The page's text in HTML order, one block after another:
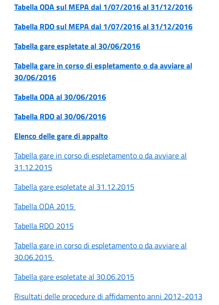
Tabella ODA sul MEPA dal 1/07/2016 al 31/12/2016
Tabella RDO sul MEPA dal 1/07/2016 al 31/12/2016
Tabella gare espletate al 30/06/2016
Tabella gare in corso di espletamento o da avviare al
30/06/2016
Tabella ODA al 30/06/2016
Tabella RDO al 30/06/2016
Elenco delle gare di appalto
Tabella gare in corso di espletamento o da avviare al
31.12.2015
Tabella gare espletate al 31.12.2015
Tabella ODA 2015
Tabella RDO 2015
Tabella gare in corso di espletamento o da avviare al
30.06.2015
Tabella gare espletate al 30.06.2015
Risultati delle procedure di affidamento anni 2012-2013